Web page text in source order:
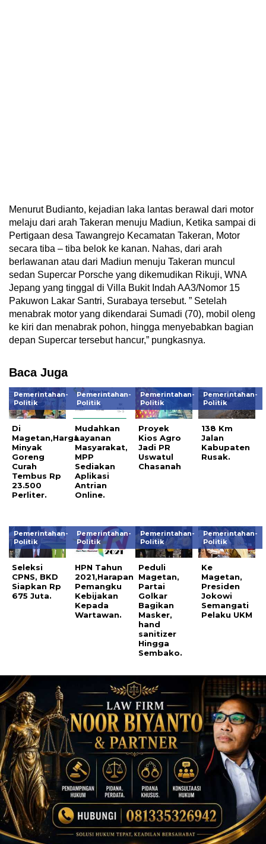
Menurut Budianto, kejadian laka lantas berawal dari motor
melaju dari arah Takeran menuju Madiun, Ketika sampai di
Pertigaan desa Tawangrejo Kecamatan Takeran, Motor
secara tiba – tiba belok ke kanan. Nahas, dari arah
berlawanan atau dari Madiun menuju Takeran muncul
sedan Supercar Porsche yang dikemudikan Rikuji, WNA
Jepang yang tinggal di Villa Bukit Indah AA3/Nomor 15
Pakuwon Lakar Santri, Surabaya tersebut. ” Setelah
menabrak motor yang dikendarai Sumadi (70), mobil oleng
ke kiri dan menabrak pohon, hingga menyebabkan bagian
depan Supercar tersebut hancur,” pungkasnya.
Baca Juga
Pemerintahan-
Politik
Di
Magetan,Harga
Minyak
Goreng
Curah
Tembus Rp
23.500
Perliter.
Pemerintahan-
Politik
Mudahkan
Layanan
Masyarakat,
MPP
Sediakan
Aplikasi
Antrian
Online.
Pemerintahan-
Politik
Proyek
Kios Agro
Jadi PR
Uswatul
Chasanah
Pemerintahan-
Politik
138 Km
Jalan
Kabupaten
Rusak.
Pemerintahan-
Politik
Seleksi
CPNS, BKD
Siapkan Rp
675 Juta.
Pemerintahan-
Politik
HPN Tahun
2021,Harapan
Pemangku
Kebijakan
Kepada
Wartawan.
Pemerintahan-
Politik
Peduli
Magetan,
Partai
Golkar
Bagikan
Masker,
hand
sanitizer
Hingga
Sembako.
Pemerintahan-
Politik
Ke
Magetan,
Presiden
Jokowi
Semangati
Pelaku UKM